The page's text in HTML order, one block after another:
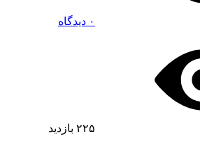
۰ دیدگاه
۲۲۵ بازدید